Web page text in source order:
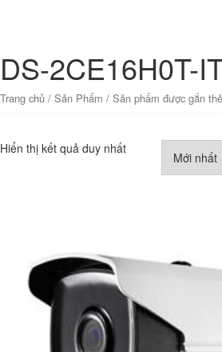
DS-2CE16H0T-
Trang chủ / Sản Phẩm / Sản phẩm được gắn
Hiển thị kết quả duy nhất